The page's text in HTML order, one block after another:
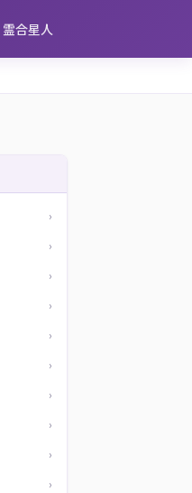
霊合星人
›
›
›
›
›
›
›
›
›
›